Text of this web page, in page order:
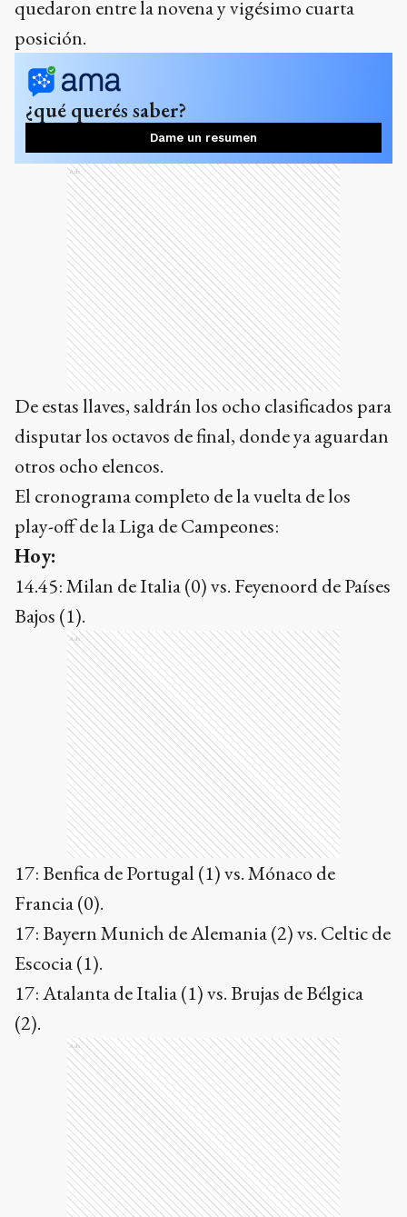
quedaron entre la novena y vigésimo cuarta
posición.
¿qué querés saber?
Dame un resumen
Ads
De estas llaves, saldrán los ocho clasificados para
disputar los octavos de final, donde ya aguardan
otros ocho elencos.
El cronograma completo de la vuelta de los
play-off de la Liga de Campeones:
Hoy:
14.45: Milan de Italia (0) vs. Feyenoord de Países
Bajos (1).
Ads
17: Benfica de Portugal (1) vs. Mónaco de
Francia (0).
17: Bayern Munich de Alemania (2) vs. Celtic de
Escocia (1).
17: Atalanta de Italia (1) vs. Brujas de Bélgica
(2).
Ads